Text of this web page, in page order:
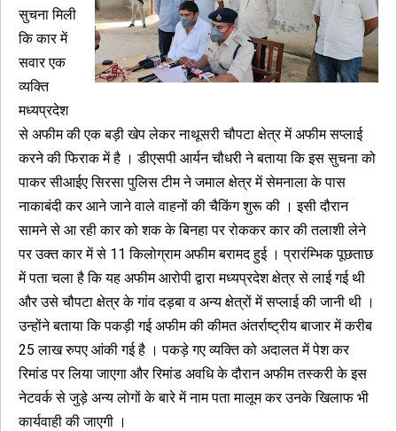
सुचना मिली
कि कार में
सवार एक
व्यक्ति
मध्यप्रदेश
से अफीम की एक बड़ी खेप लेकर नाथूसरी चौपटा क्षेत्र में अफीम सप्लाई
करने की फिराक में है । डीएसपी आर्यन चौधरी ने बताया कि इस सुचना को
पाकर सीआईए सिरसा पुलिस टीम ने जमाल क्षेत्र में सेमनाला के पास
नाकाबंदी कर आने जाने वाले वाहनों की चैकिंग शुरू की । इसी दौरान
सामने से आ रही कार को शक के बिनहा पर रोककर कार की तलाशी लेने
पर उक्त कार में से 11 किलोग्राम अफीम बरामद हुई । प्रारंम्भिक पूछताछ
में पता चला है कि यह अफीम आरोपी द्वारा मध्यप्रदेश क्षेत्र से लाई गई थी
और उसे चौपटा क्षेत्र के गांव दड़बा व अन्य क्षेत्रों में सप्लाई की जानी थी ।
उन्होंने बताया कि पकड़ी गई अफीम की कीमत अंतर्राष्ट्रीय बाजार में करीब
25 लाख रुपए आंकी गई है । पकड़े गए व्यक्ति को अदालत में पेश कर
रिमांड पर लिया जाएगा और रिमांड अवधि के दौरान अफीम तस्करी के इस
नेटवर्क से जुड़े अन्य लोगों के बारे में नाम पता मालूम कर उनके खिलाफ भी
कार्यवाही की जाएगी ।